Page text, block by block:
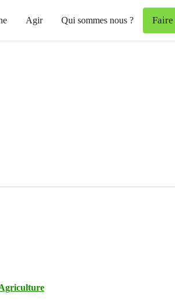
Agir Qui sommes nous ?